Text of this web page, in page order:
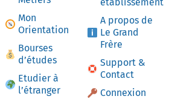
Mon
Orientation
Bourses
d’études
Etudier à
l’étranger
établissement
A propos de
Le Grand
Frère
Support &
Contact
Connexion